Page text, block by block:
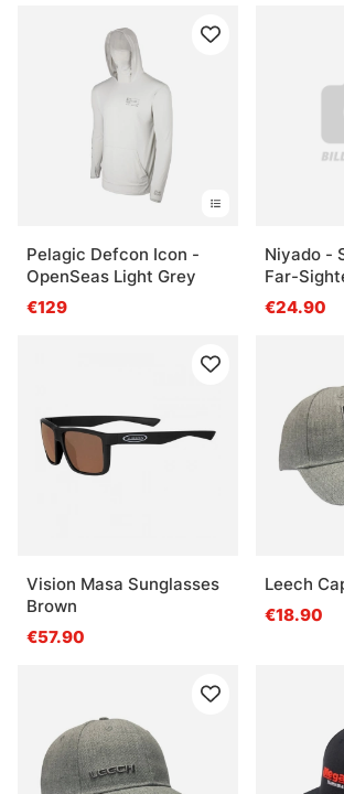
Pelagic Defcon Icon -
OpenSeas Light Grey
€129
Niyado -
Far-
€24.90
Vision Masa Sunglasses
Brown
€57.90
Leech
€18.90